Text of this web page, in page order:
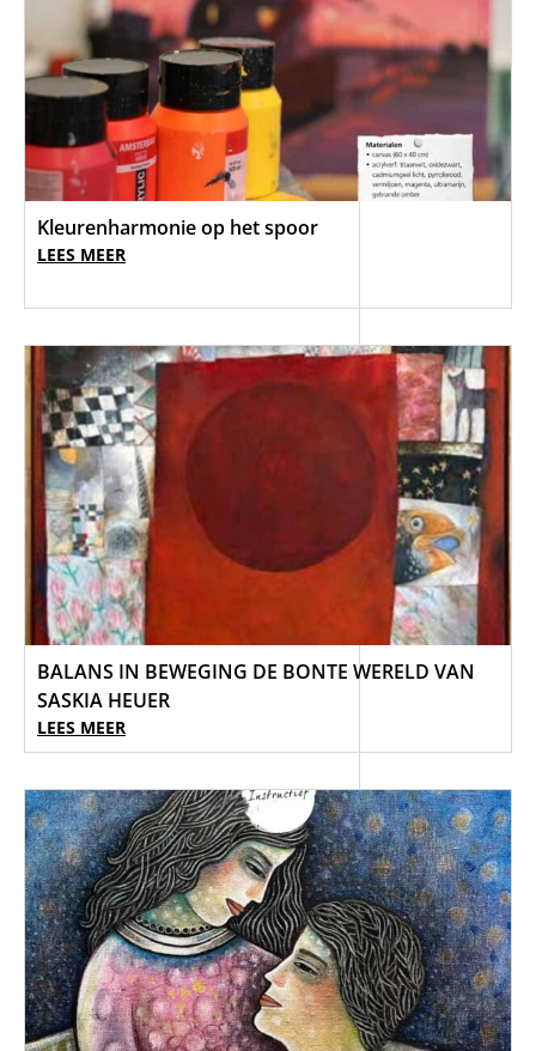
Kleurenharmonie op het spoor
LEES MEER
BALANS IN BEWEGING DE BONTE WERELD VAN
SASKIA HEUER
LEES MEER